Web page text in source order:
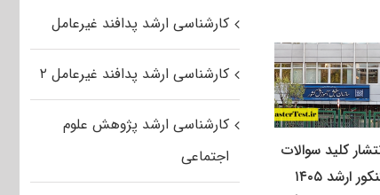
کلید سوالات
ارشد ۱۴۰۵
کارشناسی ارشد پدافند غیرعامل
کارشناسی ارشد پدافند غیرعامل ۲
کارشناسی ارشد پژوهش علوم
اجتماعی